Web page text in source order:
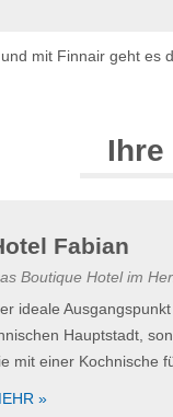
mit Finnair geht es
Fabian
Boutique Hotel im
ideale
Hauptstadt,
mit einer Kochnische
»